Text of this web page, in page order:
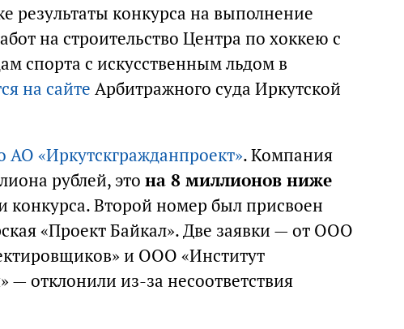
результаты конкурса на выполнение
на строительство Центра по хоккею с
спорта с искусственным льдом в
на сайте Арбитражного суда Иркутской
АО «Иркутскгражданпроект». Компания
рублей, это на 8 миллионов ниже
конкурса. Второй номер был присвоен
«Проект Байкал». Две заявки — от ООО
и ООО «Институт
— отклонили из-за несоответствия